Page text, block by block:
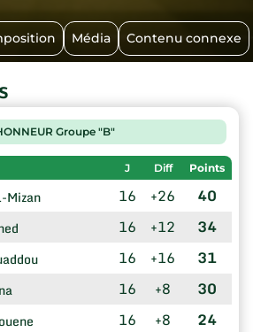
Média Contenu connexe
Groupe "B"
J Diff Points
Mizan 16 +26 40
16 +12 34
16 +16 31
16 +8 30
16 +8 24